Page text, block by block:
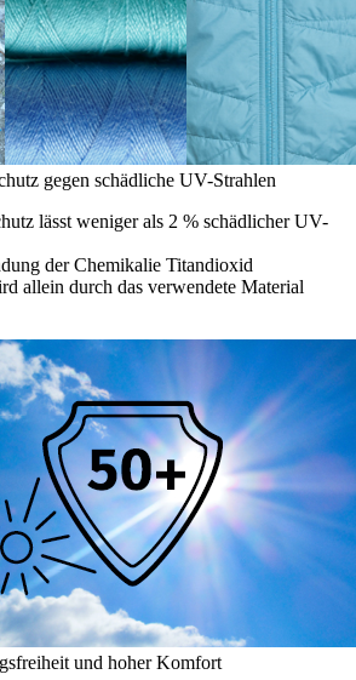
gegen schädliche UV-Strahlen
lässt weniger als 2 % schädlicher UV-
der Chemikalie Titandioxid
allein durch das verwendete Material
und hoher Komfort